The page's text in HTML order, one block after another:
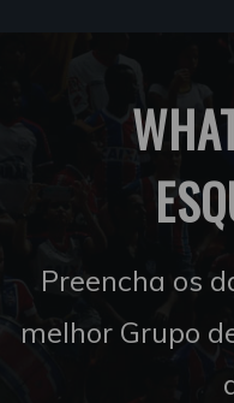
Preencha os
melhor Grupo